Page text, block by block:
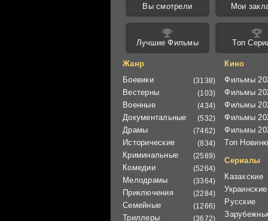
Вы смотрели Мои
Лучшие Фильмы Топ
Жанр
Боевики
(3138)
Вестерны (103)
Военные (434)
Документальные (532)
Драмы (7462)
Исторические (834)
Криминальные (2589)
Комедии (5264)
Мелодрамы (3364)
Приключения (2284)
Семейные (1266)
Триллеры (3672)
Кино
Фильмы
Фильмы
Фильмы
Фильмы
Фильмы
Топ
Сериалы
Казахские
Украинские
Русские